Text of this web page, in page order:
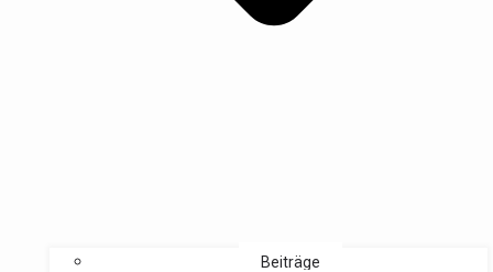
Beiträge